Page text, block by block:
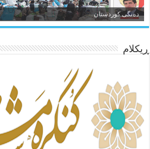
ده‌نگی کوردستان
ئاژانسی هەواڵی مێهر
ڕیکلام